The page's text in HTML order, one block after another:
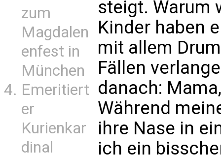
zum
Magdalen
enfest in
München
Emeritiert
er
Kurienkar
dinal
steigt. Warum
Kinder haben
mit allem
Fällen
danach:
Während
ihre Nase in
ich ein